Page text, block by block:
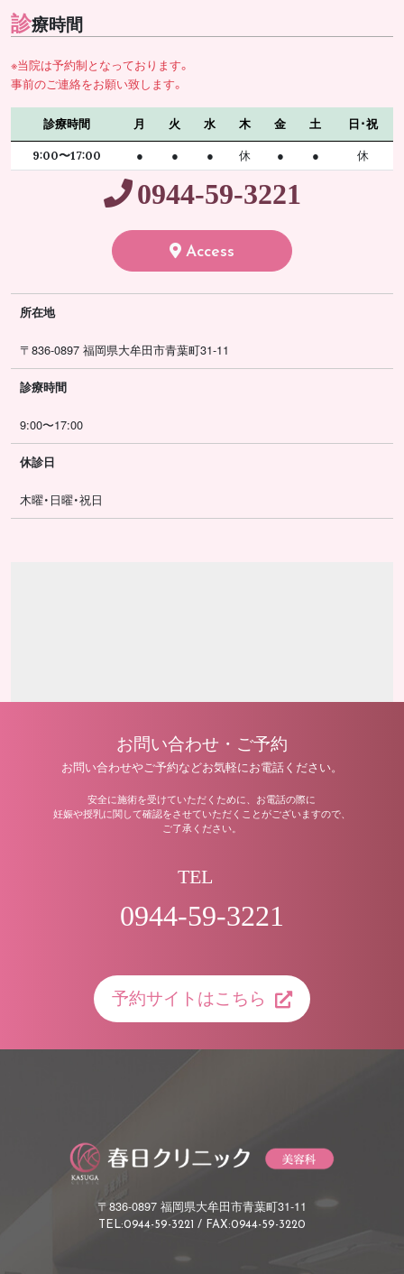
診療時間
※当院は予約制となっております。
事前のご連絡をお願い致します。
診療時間 月 火 水 木 金 土 日･祝
9:00〜17:00 ● ● ● 休 ● ● 休
0944-59-3221
Access
所在地
〒836-0897 福岡県大牟田市青葉町31-11
診療時間
9:00〜17:00
休診日
木曜・日曜・祝日
お問い合わせ・ご予約
お問い合わせやご予約などお気軽にお電話ください。
安全に施術を受けていただくために、お電話の際に
妊娠や授乳に関して確認をさせていただくことがございますので、
ご了承ください。
TEL
0944-59-3221
予約サイトはこちら
〒836-0897 福岡県大牟田市青葉町31-11
TEL:0944-59-3221 / FAX:0944-59-3220